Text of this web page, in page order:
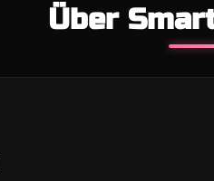
Über